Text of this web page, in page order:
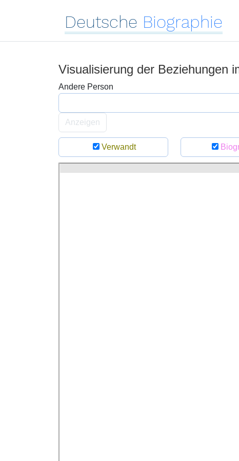
Deutsche Biographie
Visualisierung der Beziehungen
Andere Person
Anzeigen
Verwandt